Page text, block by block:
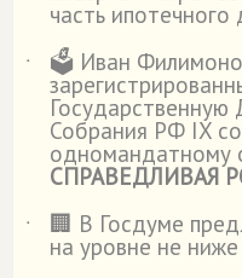
часть
˙
🗳️ Иван
Собрания РФ IX
одномандатному
СПРАВЕДЛИВАЯ
˙
🏢 В Госдуме
на уровне не